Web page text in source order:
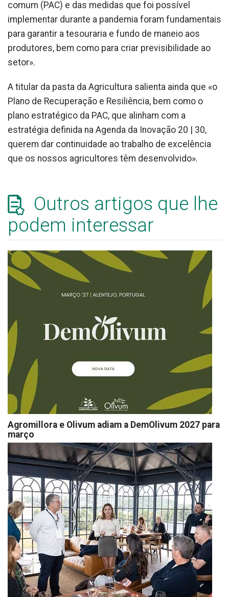
comum (PAC) e das medidas que foi possível
implementar durante a pandemia foram fundamentais
para garantir a tesouraria e fundo de maneio aos
produtores, bem como para criar previsibilidade ao
setor».
A titular da pasta da Agricultura salienta ainda que «o
Plano de Recuperação e Resiliência, bem como o
plano estratégico da PAC, que alinham com a
estratégia definida na Agenda da Inovação 20 | 30,
querem dar continuidade ao trabalho de excelência
que os nossos agricultores têm desenvolvido».
Outros artigos que lhe
podem interessar
Agromillora e Olivum adiam a DemOlivum 2027 para
março